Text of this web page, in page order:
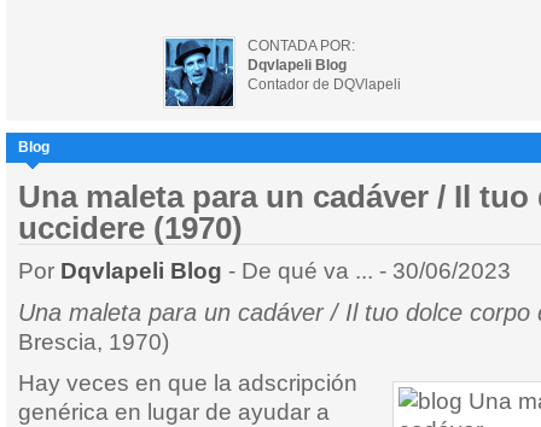
CONTADA POR:
Dqvlapeli Blog
Contador de DQVlapeli
Blog
Una maleta para un cadáver / Il
uccidere (1970)
Por Dqvlapeli Blog - De qué va ... - 30/06/2023
Una maleta para un cadáver / Il tuo dolce corpo
Brescia, 1970)
Hay veces en que la adscripción
genérica en lugar de ayudar a